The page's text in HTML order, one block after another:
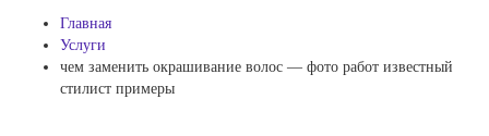
Главная
Услуги
чем заменить окрашивание волос — фото работ известный
стилист примеры